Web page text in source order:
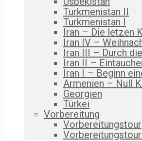
Turkmenistan II
Turkmenistan I
Iran – Die letzen
Iran IV –
Iran III – Durch
Iran II –
Iran I – Beginn
Armenien – Null
Georgien
Türkei
Vorbereitung
Vorbereitungstour